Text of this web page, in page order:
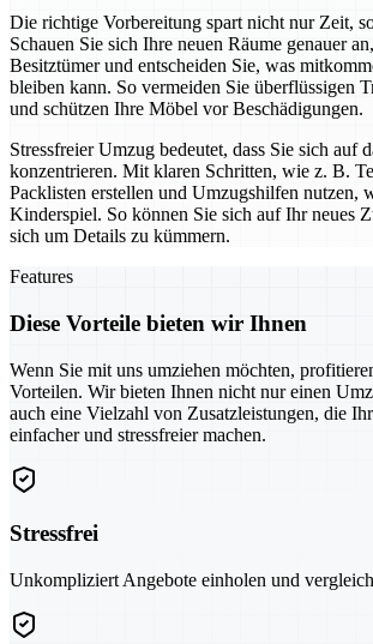
Die richtige Vorbereitung spart nicht nur Zeit,
Schauen Sie sich Ihre neuen Räume genauer
Besitztümer und entscheiden Sie, was
bleiben kann. So vermeiden Sie überflüssigen
und schützen Ihre Möbel vor Beschädigungen.
Stressfreier Umzug bedeutet, dass Sie sich auf
konzentrieren. Mit klaren Schritten, wie z. B.
Packlisten erstellen und Umzugshilfen nutzen,
Kinderspiel. So können Sie sich auf Ihr neues
sich um Details zu kümmern.
Features
Diese Vorteile bieten wir Ihnen
Wenn Sie mit uns umziehen möchten,
Vorteilen. Wir bieten Ihnen nicht nur einen
auch eine Vielzahl von Zusatzleistungen, die
einfacher und stressfreier machen.
Stressfrei
Unkompliziert Angebote einholen und